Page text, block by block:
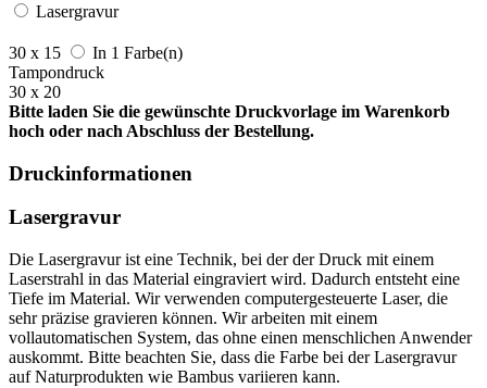
Lasergravur
30 x 15
In 1 Farbe(n)
Tampondruck
30 x 20
Bitte laden Sie die gewünschte Druckvorlage im Warenkorb
hoch oder nach Abschluss der Bestellung.
Druckinformationen
Lasergravur
Die Lasergravur ist eine Technik, bei der der Druck mit einem
Laserstrahl in das Material eingraviert wird. Dadurch entsteht eine
Tiefe im Material. Wir verwenden computergesteuerte Laser, die
sehr präzise gravieren können. Wir arbeiten mit einem
vollautomatischen System, das ohne einen menschlichen Anwender
auskommt. Bitte beachten Sie, dass die Farbe bei der Lasergravur
auf Naturprodukten wie Bambus variieren kann.